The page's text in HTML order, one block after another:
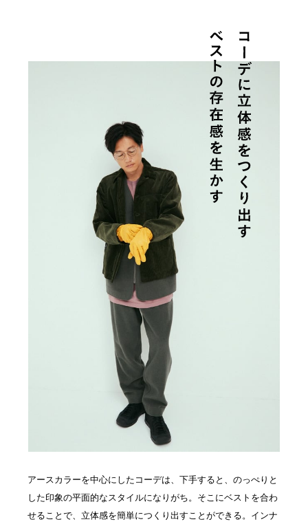
アースカラーを中心にしたコーデは、下手すると、のっぺりと
した印象の平面的なスタイルになりがち。そこにベストを合わ
せることで、立体感を簡単につくり出すことができる。インナ